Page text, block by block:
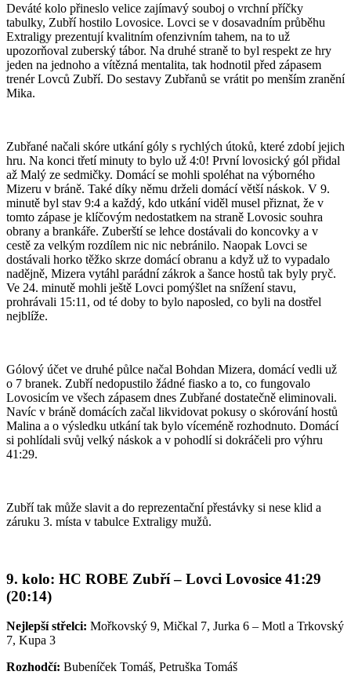
Deváté kolo přineslo velice zajímavý souboj o vrchní příčky
tabulky, Zubří hostilo Lovosice. Lovci se v dosavadním průběhu
Extraligy prezentují kvalitním ofenzivním tahem, na to už
upozorňoval zuberský tábor. Na druhé straně to byl respekt ze hry
jeden na jednoho a vítězná mentalita, tak hodnotil před zápasem
trenér Lovců Zubří. Do sestavy Zubřanů se vrátit po menším zranění
Mika.
Zubřané načali skóre utkání góly s rychlých útoků, které zdobí jejich
hru. Na konci třetí minuty to bylo už 4:0! První lovosický gól přidal
až Malý ze sedmičky. Domácí se mohli spoléhat na výborného
Mizeru v bráně. Také díky němu drželi domácí větší náskok. V 9.
minutě byl stav 9:4 a každý, kdo utkání viděl musel přiznat, že v
tomto zápase je klíčovým nedostatkem na straně Lovosic souhra
obrany a brankáře. Zuberští se lehce dostávali do koncovky a v
cestě za velkým rozdílem nic nic nebránilo. Naopak Lovci se
dostávali horko těžko skrze domácí obranu a když už to vypadalo
nadějně, Mizera vytáhl parádní zákrok a šance hostů tak byly pryč.
Ve 24. minutě mohli ještě Lovci pomýšlet na snížení stavu,
prohrávali 15:11, od té doby to bylo naposled, co byli na dostřel
nejblíže.
Gólový účet ve druhé půlce načal Bohdan Mizera, domácí vedli už
o 7 branek. Zubří nedopustilo žádné fiasko a to, co fungovalo
Lovosicím ve všech zápasem dnes Zubřané dostatečně eliminovali.
Navíc v bráně domácích začal likvidovat pokusy o skórování hostů
Malina a o výsledku utkání tak bylo víceméně rozhodnuto. Domácí
si pohlídali svůj velký náskok a v pohodlí si dokráčeli pro výhru
41:29.
Zubří tak může slavit a do reprezentační přestávky si nese klid a
záruku 3. místa v tabulce Extraligy mužů.
9. kolo: HC ROBE Zubří – Lovci Lovosice 41:29
(20:14)
Nejlepší střelci: Mořkovský 9, Mičkal 7, Jurka 6 – Motl a Trkovský
7, Kupa 3
Rozhodčí: Bubeníček Tomáš, Petruška Tomáš